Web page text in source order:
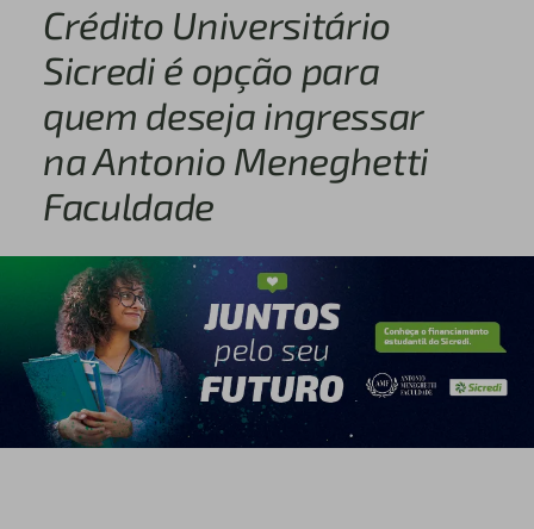
Crédito Universitário
Sicredi é opção para
quem deseja ingressar
na Antonio Meneghetti
Faculdade